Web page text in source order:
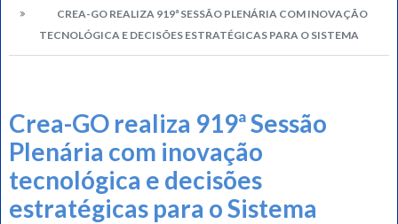
CREA-GO REALIZA 919ª SESSÃO PLENÁRIA COM INOVAÇÃO
TECNOLÓGICA E DECISÕES ESTRATÉGICAS PARA O SISTEMA
Crea-GO realiza 919ª Sessão
Plenária com inovação
tecnológica e decisões
estratégicas para o Sistema